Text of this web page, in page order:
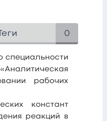
Теги 0
специальности
рабочих
констант
реакций в